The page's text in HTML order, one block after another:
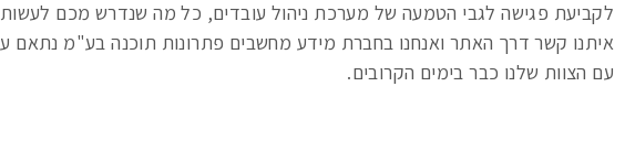
לקביעת פגישה לגבי הטמעה של מערכת ניהול עובדים, כל מה שנדרש מכם לעשות
איתנו קשר דרך האתר ואנחנו בחברת מידע מחשבים פתרונות תוכנה בע"מ נתאם
עם הצוות שלנו כבר בימים הקרובים.